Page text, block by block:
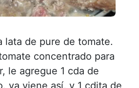
lata de pure de tomate.
concentrado para
le agregue 1 cda de
ya viene así, y 1 cdita de